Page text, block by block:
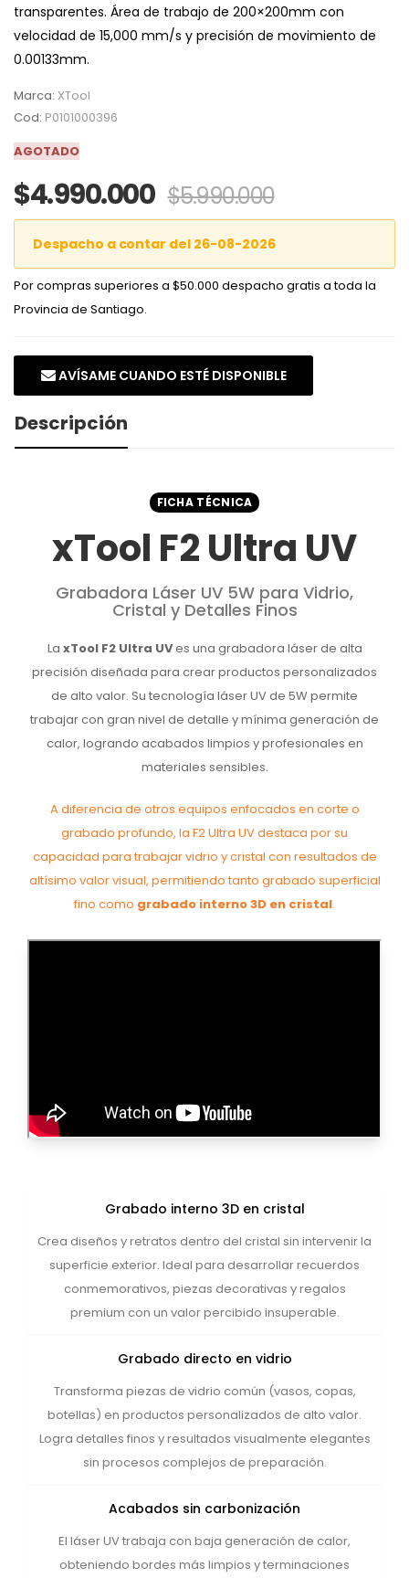
transparentes. Área de trabajo de 200×200mm con
velocidad de 15,000 mm/s y precisión de movimiento de
0.00133mm.
Marca: XTool
Cod: P0101000396
AGOTADO
$4.990.000 $5.990.000
Despacho a contar del 26-08-2026
Por compras superiores a $50.000 despacho gratis a toda la
Provincia de Santiago.
AVÍSAME CUANDO ESTÉ DISPONIBLE
Descripción
FICHA TÉCNICA
xTool F2 Ultra UV
Grabadora Láser UV 5W para Vidrio,
Cristal y Detalles Finos
La xTool F2 Ultra UVes una grabadora láser de alta
precisión diseñada para crear productos personalizados
de alto valor. Su tecnología láser UV de 5W permite
trabajar con gran nivel de detalle y mínima generación de
calor, logrando acabados limpios y profesionales en
materiales sensibles.
A diferencia de otros equipos enfocados en corte o
grabado profundo, la F2 Ultra UV destaca por su
capacidad para trabajar vidrio y cristal con resultados de
altísimo valor visual, permitiendo tanto grabado superficial
fino como grabado interno 3D en cristal.
Grabado interno 3D en cristal
Crea diseños y retratos dentro del cristal sin intervenir la
superficie exterior. Ideal para desarrollar recuerdos
conmemorativos, piezas decorativas y regalos
premium con un valor percibido insuperable.
Grabado directo en vidrio
Transforma piezas de vidrio común (vasos, copas,
botellas) en productos personalizados de alto valor.
Logra detalles finos y resultados visualmente elegantes
sin procesos complejos de preparación.
Acabados sin carbonización
El láser UV trabaja con baja generación de calor,
obteniendo bordes más limpios y terminaciones